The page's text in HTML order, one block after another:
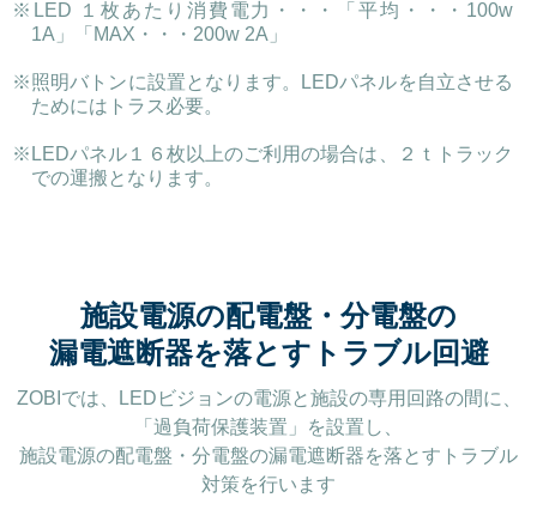
※LED １枚あたり消費電力・・・「平均・・・100w
1A」「MAX・・・200w 2A」
※照明バトンに設置となります。LEDパネルを自立させる
ためにはトラス必要。
※LEDパネル１６枚以上のご利用の場合は、２ｔトラック
での運搬となります。
施設電源の配電盤・分電盤の
漏電遮断器を落とすトラブル回避
ZOBIでは、LEDビジョンの電源と施設の専用回路の間に、
「過負荷保護装置」を設置し、
施設電源の配電盤・分電盤の漏電遮断器を落とすトラブル
対策を行います